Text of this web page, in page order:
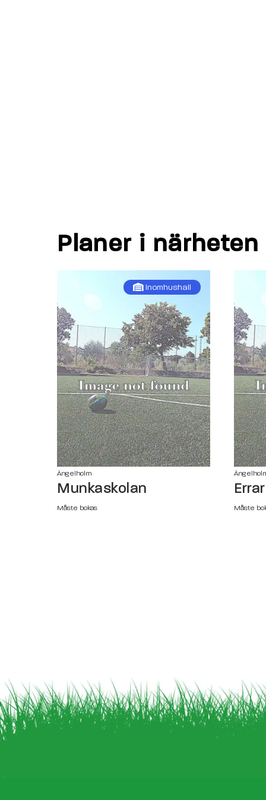
Planer i närheten
Inomhushall
Ängelholm
Munkaskolan
Måste bokas Måste